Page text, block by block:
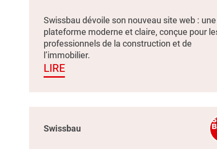
Swissbau dévoile son nouveau site web : une
plateforme moderne et claire, conçue pour
professionnels de la construction et de
l’immobilier.
LIRE
Swissbau